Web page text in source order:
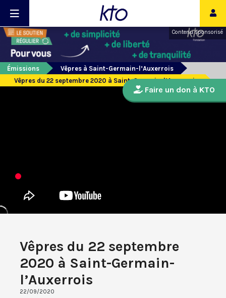
Contenu sponsorisé
Émissions
Vêpres à Saint-Germain-l’Auxerrois
Vêpres du 22 septembre 2020 à Saint-Germain-l’Auxerrois
Vêpres du 22 septembre
2020 à Saint-Germain-
l’Auxerrois
22/09/2020
Faire un don à KTO